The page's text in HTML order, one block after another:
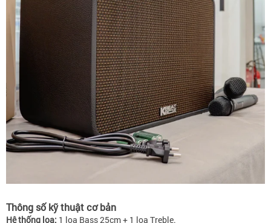
Thông số kỹ thuật cơ bản
Hệ thống loa: 1 loa Bass 25cm + 1 loa Treble.